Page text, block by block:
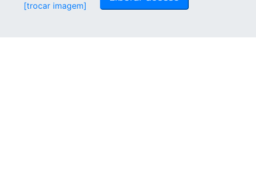
[trocar imagem]